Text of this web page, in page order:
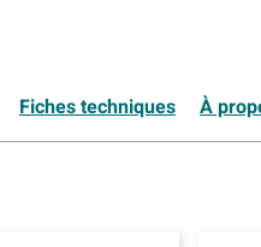
Fiches techniques À